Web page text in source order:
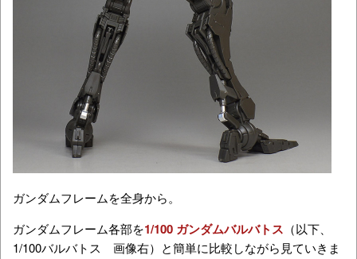
ガンダムフレームを全身から。
ガンダムフレーム各部を1/100 ガンダムバルバトス （以下、
1/100バルバトス 画像右）と簡単に比較しながら見ていきま